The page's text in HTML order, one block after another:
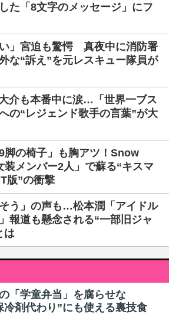
た「8文字のメッセージ」にフ
い」宮迫も驚愕 真夜中に消防署
な“訴え”を元レスキュー隊員が
介も本番中に涙…「世界一ブス
の“レジェンド歌手の言葉”が大
脚の椅子」も胸アツ！Snow
装メンバー2人」で蘇る“キスマ
版”の衝撃
そう」の声も…松本潤「アイドル
報道も懸念される“一部旧ジャ
は
「学童弁当」を腐らせな
冷剤代わり”にも使える裏技食